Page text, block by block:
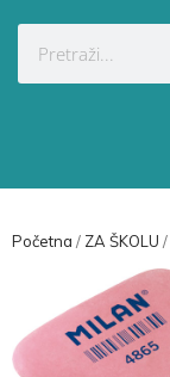
Početna / ZA ŠKOLU /